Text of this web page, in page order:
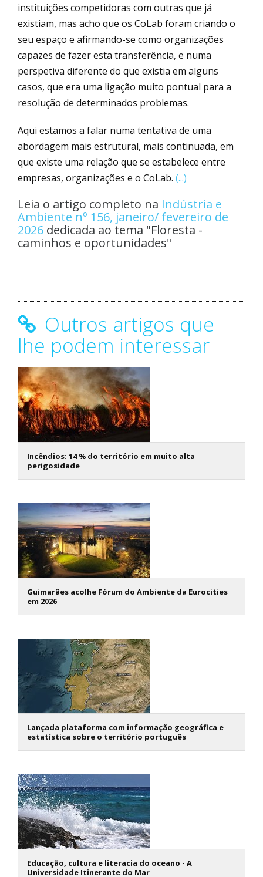
instituições competidoras com outras que já
existiam, mas acho que os CoLab foram criando o
seu espaço e afirmando-se como organizações
capazes de fazer esta transferência, e numa
perspetiva diferente do que existia em alguns
casos, que era uma ligação muito pontual para a
resolução de determinados problemas.
Aqui estamos a falar numa tentativa de uma
abordagem mais estrutural, mais continuada, em
que existe uma relação que se estabelece entre
empresas, organizações e o CoLab. (...)
Leia o artigo completo na Indústria e
Ambiente nº 156, janeiro/ fevereiro de
2026 dedicada ao tema "Floresta -
caminhos e oportunidades"
Outros artigos que
lhe podem interessar
Incêndios: 14 % do território em muito alta
perigosidade
Guimarães acolhe Fórum do Ambiente da Eurocities
em 2026
Lançada plataforma com informação geográfica e
estatística sobre o território português
Educação, cultura e literacia do oceano - A
Universidade Itinerante do Mar